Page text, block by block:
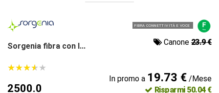
FIBRA CONNETTIVITÀ E VOCE
Sorgenia fibra con l... Canone 23.9 €
★★★★★
★★★★★
2500.0
In promo a 19.73 €/Mese
Risparmi 50.04 €